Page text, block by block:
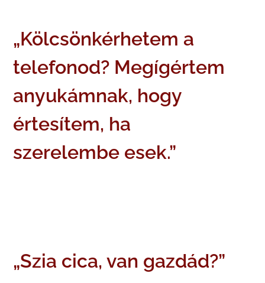
„Kölcsönkérhetem a
telefonod? Megígértem
anyukámnak, hogy
értesítem, ha
szerelembe esek.”
„Szia cica, van gazdád?”